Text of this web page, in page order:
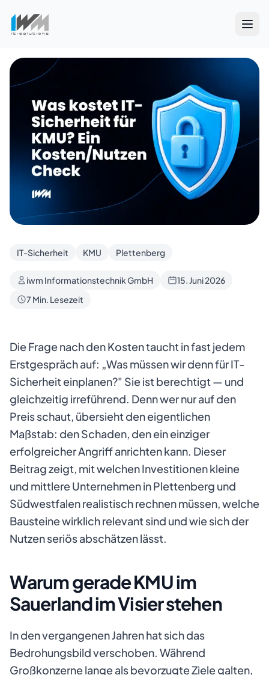
Was kostet IT-Sicherheit für KMU in Plettenberg? Ein
IT-Sicherheit KMU Plettenberg
iwm Informationstechnik GmbH
15. Juni 2026
7 Min. Lesezeit
Die Frage nach den Kosten taucht in fast jedem
Erstgespräch auf: „Was müssen wir denn für IT-
Sicherheit einplanen?" Sie ist berechtigt — und
gleichzeitig irreführend. Denn wer nur auf den
Preis schaut, übersieht den eigentlichen
Maßstab: den Schaden, den ein einziger
erfolgreicher Angriff anrichten kann. Dieser
Beitrag zeigt, mit welchen Investitionen kleine
und mittlere Unternehmen in Plettenberg und
Südwestfalen realistisch rechnen müssen, welche
Bausteine wirklich relevant sind und wie sich der
Nutzen seriös abschätzen lässt.
Warum gerade KMU im
Sauerland im Visier stehen
In den vergangenen Jahren hat sich das
Bedrohungsbild verschoben. Während
Großkonzerne lange als bevorzugte Ziele galten,